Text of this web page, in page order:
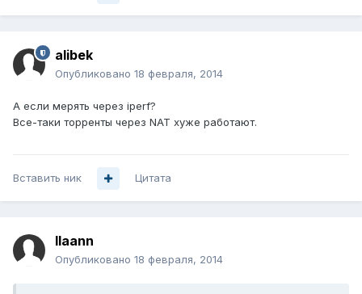
alibek
Опубликовано 18 февраля, 2014
А если мерять через iperf?
Все-таки торренты через NAT хуже работают.
Вставить ник Цитата
llaann
Опубликовано 18 февраля, 2014